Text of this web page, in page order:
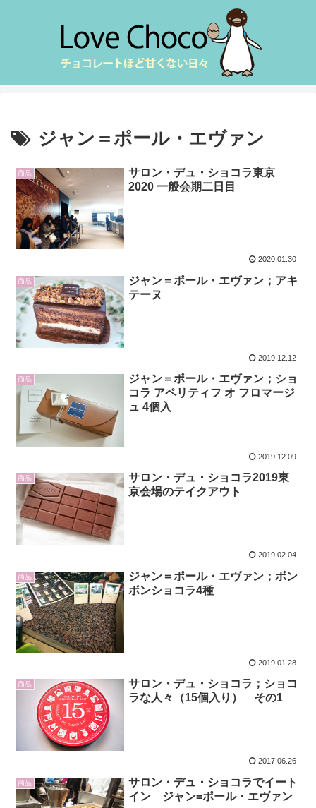
ジャン＝ポール・エヴァン
商品
サロン・デュ・ショコラ東京
2020 一般会期二日目
2020.01.30
商品
ジャン＝ポール・エヴァン；アキ
テーヌ
2019.12.12
商品
ジャン＝ポール・エヴァン；ショ
コラ アペリティフ オ フロマージ
ュ 4個入
2019.12.09
商品
サロン・デュ・ショコラ2019東
京会場のテイクアウト
2019.02.04
商品
ジャン＝ポール・エヴァン；ボン
ボンショコラ4種
2019.01.28
商品
サロン・デュ・ショコラ；ショコ
ラな人々（15個入り） その1
2017.06.26
商品
サロン・デュ・ショコラでイート
イン ジャン=ポール・エヴァン